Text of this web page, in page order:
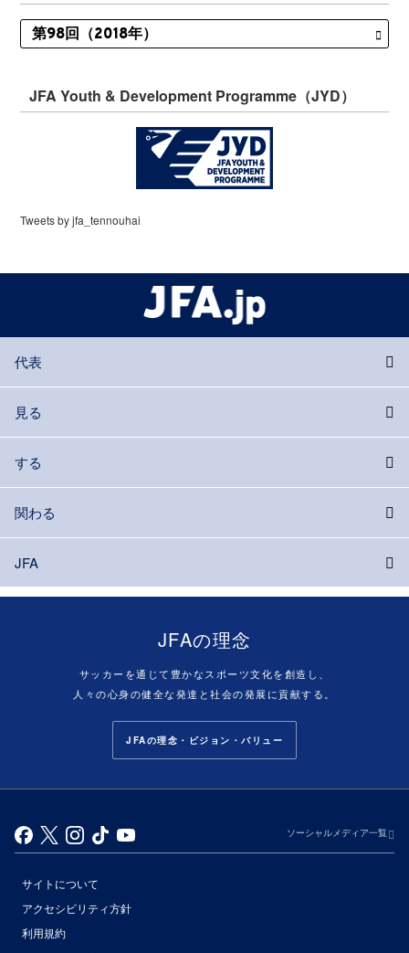
JFA Youth & Development Programme（JYD）
Tweets by jfa_tennouhai
代表
見る
する
関わる
JFA
JFAの理念
サッカーを通じて豊かなスポーツ文化を創造し、
人々の心身の健全な発達と社会の発展に貢献する。
JFAの理念・ビジョン・バリュー
ソーシャルメディア一覧
サイトについて
アクセシビリティ方針
利用規約